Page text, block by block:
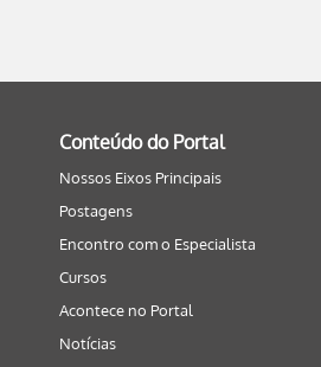
Conteúdo do Portal
Nossos Eixos Principais
Postagens
Encontro com o Especialista
Cursos
Acontece no Portal
Notícias